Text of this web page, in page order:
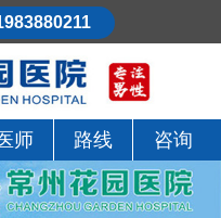
师 路线 咨询